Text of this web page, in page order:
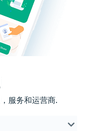
服务和运营商.